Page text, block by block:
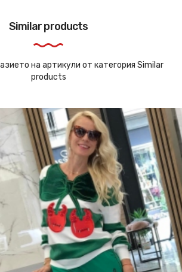
Similar products
на артикули от категория Similar
products